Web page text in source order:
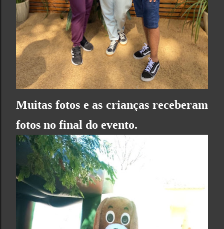
Muitas fotos e as crianças receberam
fotos no final do evento.